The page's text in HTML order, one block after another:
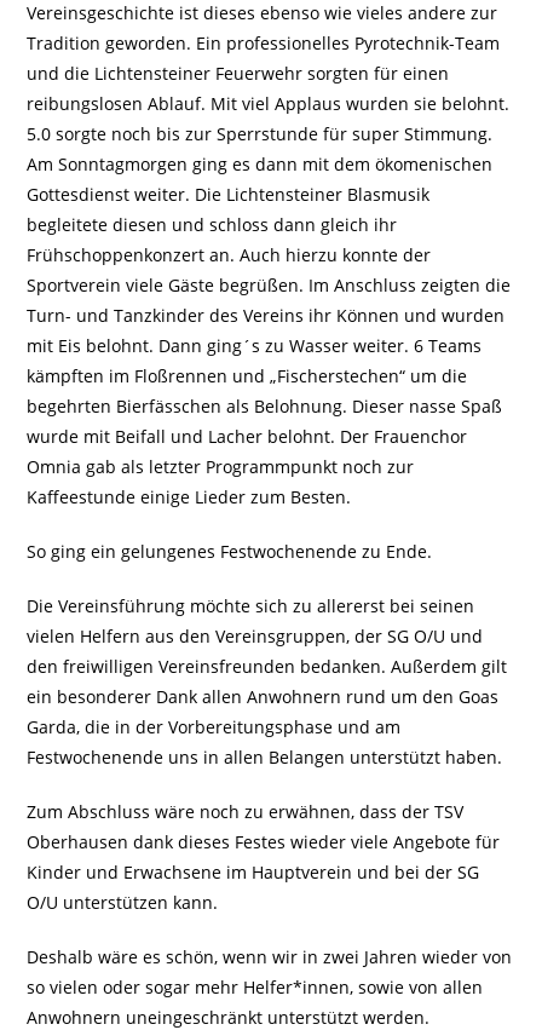
Vereinsgeschichte ist dieses ebenso wie vieles andere zur
Tradition geworden. Ein professionelles Pyrotechnik-Team
und die Lichtensteiner Feuerwehr sorgten für einen
reibungslosen Ablauf. Mit viel Applaus wurden sie belohnt.
5.0 sorgte noch bis zur Sperrstunde für super Stimmung.
Am Sonntagmorgen ging es dann mit dem ökomenischen
Gottesdienst weiter. Die Lichtensteiner Blasmusik
begleitete diesen und schloss dann gleich ihr
Frühschoppenkonzert an. Auch hierzu konnte der
Sportverein viele Gäste begrüßen. Im Anschluss zeigten die
Turn- und Tanzkinder des Vereins ihr Können und wurden
mit Eis belohnt. Dann ging´s zu Wasser weiter. 6 Teams
kämpften im Floßrennen und „Fischerstechen“ um die
begehrten Bierfässchen als Belohnung. Dieser nasse Spaß
wurde mit Beifall und Lacher belohnt. Der Frauenchor
Omnia gab als letzter Programmpunkt noch zur
Kaffeestunde einige Lieder zum Besten.
So ging ein gelungenes Festwochenende zu Ende.
Die Vereinsführung möchte sich zu allererst bei seinen
vielen Helfern aus den Vereinsgruppen, der SG O/U und
den freiwilligen Vereinsfreunden bedanken. Außerdem gilt
ein besonderer Dank allen Anwohnern rund um den Goas
Garda, die in der Vorbereitungsphase und am
Festwochenende uns in allen Belangen unterstützt haben.
Zum Abschluss wäre noch zu erwähnen, dass der TSV
Oberhausen dank dieses Festes wieder viele Angebote für
Kinder und Erwachsene im Hauptverein und bei der SG
O/U unterstützen kann.
Deshalb wäre es schön, wenn wir in zwei Jahren wieder von
so vielen oder sogar mehr Helfer*innen, sowie von allen
Anwohnern uneingeschränkt unterstützt werden.